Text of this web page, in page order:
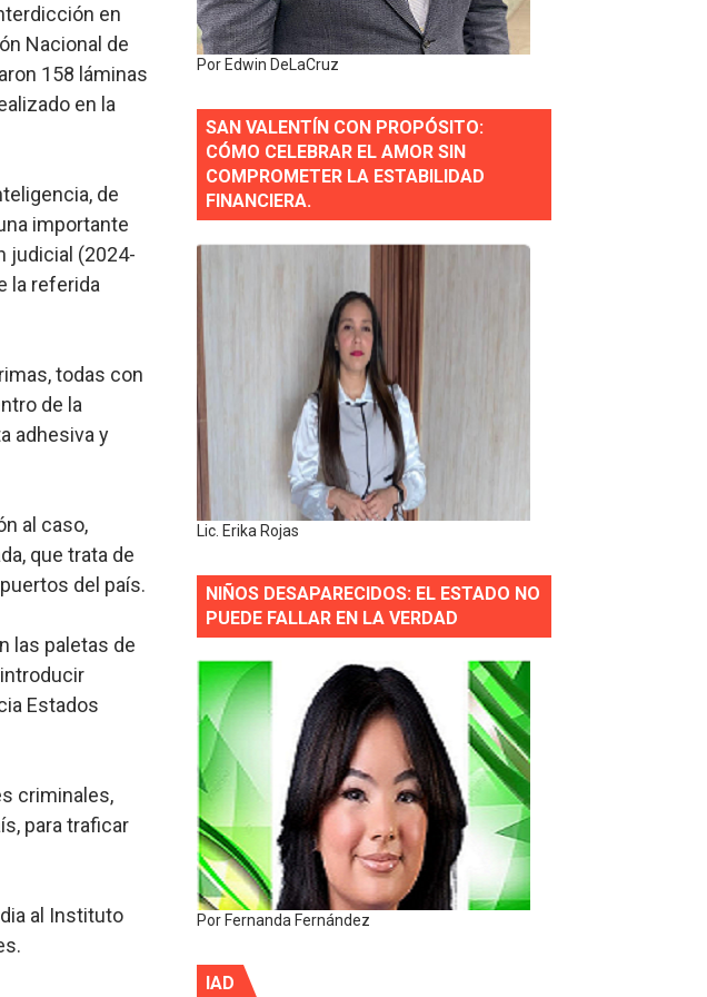
Literatura 2026 y el de Historia 2025
República Dominicana para fortalecer el diálogo social y el trabajo decente
excelencia en el sector gastronómico
del mundo
para fortalecer gestión comunicacional en salud
en
Nacional de
158 láminas
en la
de
importante
judicial (2024-
la referida
todas con
de la
adhesiva y
al caso,
que trata de
del país.
las paletas de
Estados
criminales,
para traficar
al Instituto
Por Edwin DeLaCruz
SAN VALENTÍN CON PROPÓSITO:
CÓMO CELEBRAR EL AMOR SIN
COMPROMETER LA ESTABILIDAD
FINANCIERA.
Lic. Erika Rojas
NIÑOS DESAPARECIDOS: EL ESTADO NO
PUEDE FALLAR EN LA VERDAD
Por Fernanda Fernández
IAD